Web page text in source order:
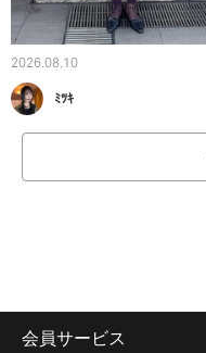
2026.08.10
ﾐﾂｷ
会員サービス